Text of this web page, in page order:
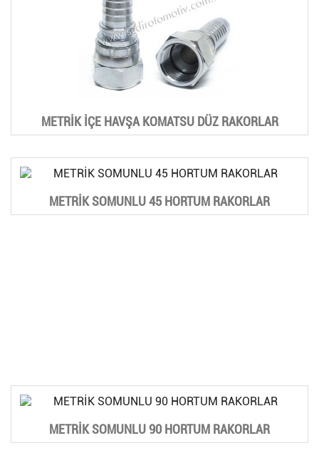
METRİK İÇE HAVŞA KOMATSU DÜZ RAKORLAR
METRİK SOMUNLU 45 HORTUM RAKORLAR
METRİK SOMUNLU 90 HORTUM RAKORLAR